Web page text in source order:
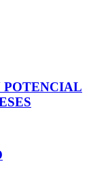
POTENCIAL